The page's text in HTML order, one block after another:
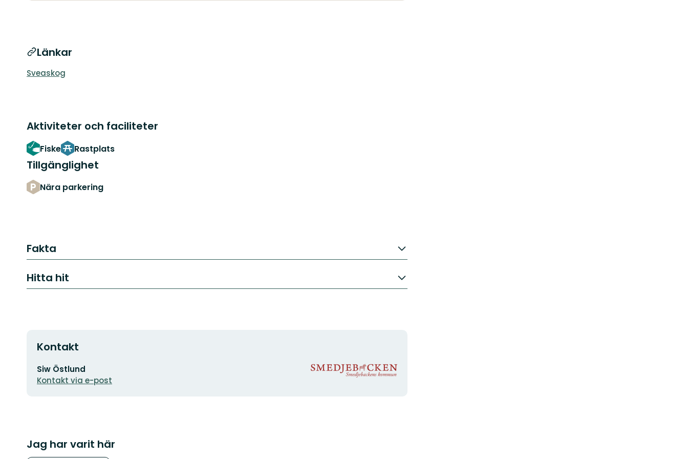
Länkar
Sveaskog
Aktiviteter och faciliteter
Fiske Rastplats
Tillgänglighet
Nära parkering
Fakta
Hitta hit
Kontakt
E-
postadress
Siw Östlund
Kontakt via e-post
Organisationens
Jag har varit här